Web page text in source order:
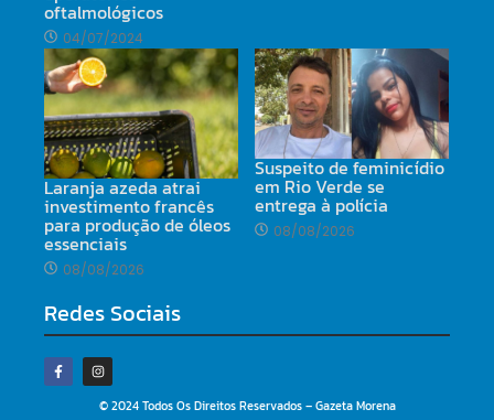
oftalmológicos
04/07/2024
Laranja azeda atrai
investimento francês
para produção de óleos
essenciais
08/08/2026
Suspeito de feminicídio
em Rio Verde se
entrega à polícia
08/08/2026
Redes Sociais
© 2024 Todos Os Direitos Reservados – Gazeta Morena